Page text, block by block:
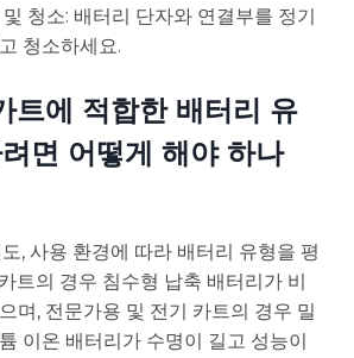
청소: 배터리 단자와 연결부를 정기
청소하세요.
트에 적합한 배터리 유
면 어떻게 해야 하나
, 사용 환경에 따라 배터리 유형을 평
트의 경우 침수형 납축 배터리가 비
며, 전문가용 및 전기 카트의 경우 밀
이온 배터리가 수명이 길고 성능이